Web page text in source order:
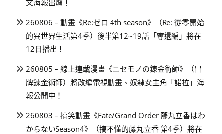
文海報出爐！
260806 – 動畫《Re:ゼロ 4th season》（Re: 從零開始
的異世界生活第4季）後半第12~19話「奪還編」將在
12日播出！
260805 – 線上連載漫畫《ニセモノの錬金術師》（冒
牌鍊金術師）將改編電視動畫、奴隸女主角「諾拉」海
報公開中！
260803 – 搞笑動畫《Fate/Grand Order 藤丸立香はわ
からないSeason4》（搞不懂的藤丸立香 第4季）將在